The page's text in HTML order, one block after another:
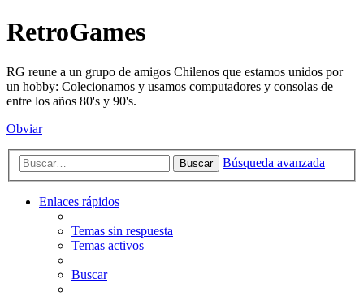
RetroGames
RG reune a un grupo de amigos Chilenos que estamos unidos por
un hobby: Colecionamos y usamos computadores y consolas de
entre los años 80's y 90's.
Obviar
Buscar Búsqueda avanzada
Enlaces rápidos
Temas sin respuesta
Temas activos
Buscar